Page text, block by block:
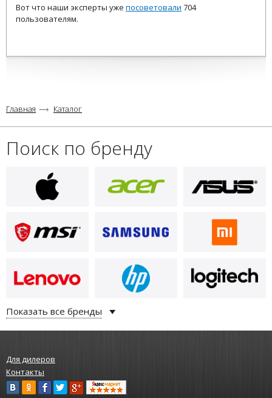
Вот что наши эксперты уже посоветовали 704
пользователям.
Главная Каталог
Поиск по бренду
Показать все бренды
Для дилеров
Контакты